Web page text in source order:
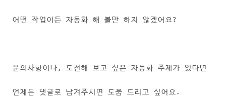
어떤 작업이든 자동화 해 볼만 하지 않겠어요?
문의사항이나, 도전해 보고 싶은 자동화 주제가 있다면
언제든 댓글로 남겨주시면 도움 드리고 싶어요.